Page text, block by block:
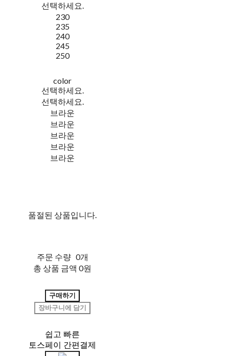
선택하세요.
230
235
240
245
250
color
선택하세요.
선택하세요.
브라운
브라운
브라운
브라운
브라운
품절된 상품입니다.
주문 수량 0개
총 상품 금액 0원
구매하기
장바구니에 담기
쉽고 빠른
토스페이 간편결제